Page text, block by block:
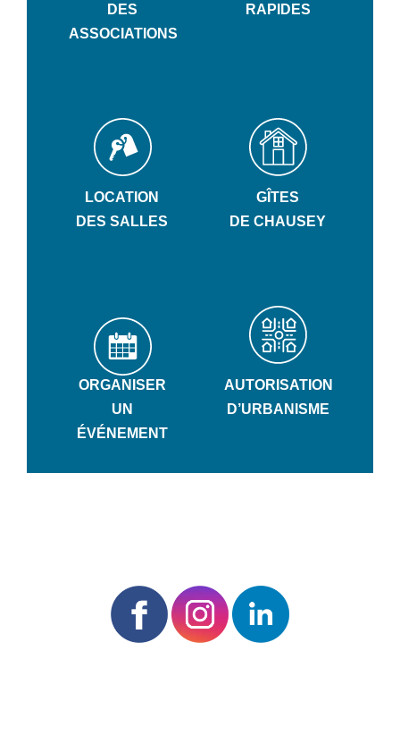
DES
ASSOCIATIONS
RAPIDES
LOCATION
DES SALLES
GÎTES
DE CHAUSEY
ORGANISER
UN
ÉVÉNEMENT
AUTORISATION
D’URBANISME